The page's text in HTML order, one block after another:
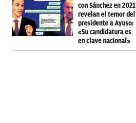
con Sánchez en 2021
revelan el temor del
presidente a Ayuso:
«Su candidatura es
en clave nacional»